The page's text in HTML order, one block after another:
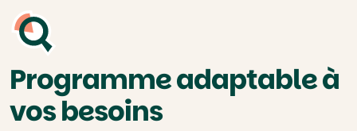
Programme adaptable à
vos besoins